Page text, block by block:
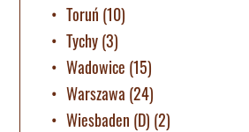
Toruń (10)
Tychy(3)
Wadowice (15)
Warszawa (24)
Wiesbaden (D) (2)